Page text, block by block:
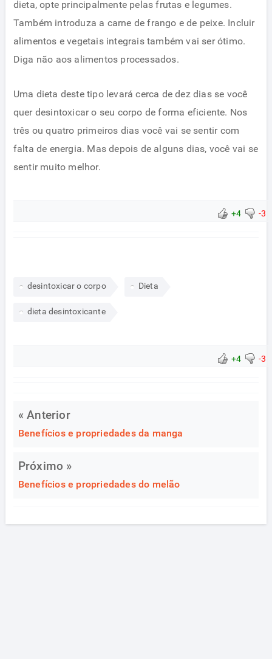
dieta, opte principalmente pelas frutas e legumes.
Também introduza a carne de frango e de peixe. Incluir
alimentos e vegetais integrais também vai ser ótimo.
Diga não aos alimentos processados​​.
Uma dieta deste tipo levará cerca de dez dias se você
quer desintoxicar o seu corpo de forma eficiente. Nos
três ou quatro primeiros dias você vai se sentir com
falta de energia. Mas depois de alguns dias, você vai se
sentir muito melhor.
+4 -3
desintoxicar o corpo Dieta
dieta desintoxicante
+4 -3
« Anterior
Benefícios e propriedades da manga
Próximo »
Benefícios e propriedades do melão